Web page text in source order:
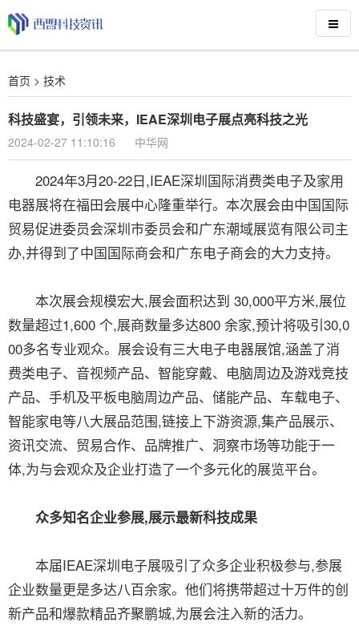
首页 > 技术
科技盛宴，引领未来，IEAE深圳电子展点亮科技之光
2024-02-27 11:10:16 中华网
2024年3月20-22日,IEAE深圳国际消费类电子及家用
电器展将在福田会展中心隆重举行。本次展会由中国国际
贸易促进委员会深圳市委员会和广东潮域展览有限公司主
办,并得到了中国国际商会和广东电子商会的大力支持。
本次展会规模宏大,展会面积达到 30,000平方米,展位
数量超过1,600 个,展商数量多达800 余家,预计将吸引30,0
00多名专业观众。展会设有三大电子电器展馆,涵盖了消
费类电子、音视频产品、智能穿戴、电脑周边及游戏竞技
产品、手机及平板电脑周边产品、储能产品、车载电子、
智能家电等八大展品范围,链接上下游资源,集产品展示、
资讯交流、贸易合作、品牌推广、洞察市场等功能于一
体,为与会观众及企业打造了一个多元化的展览平台。
众多知名企业参展,展示最新科技成果
本届IEAE深圳电子展吸引了众多企业积极参与,参展
企业数量更是多达八百余家。他们将携带超过十万件的创
新产品和爆款精品齐聚鹏城,为展会注入新的活力。